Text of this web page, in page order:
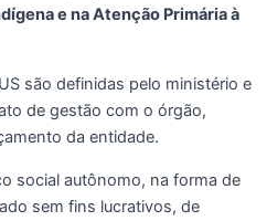
e na Atenção Primária à
são definidas pelo ministério e
de gestão com o órgão,
da entidade.
social autônomo, na forma de
sem fins lucrativos, de